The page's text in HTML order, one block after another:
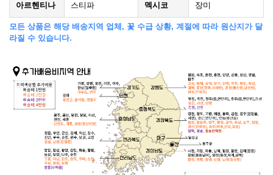
아르헨티나 스티파 멕시코 장미
모든 상품은 해당 배송지역 업체, 꽃 수급 상황, 계절에 따라 원산지가 달
라질 수 있습니다.